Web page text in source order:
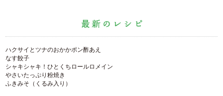
ハクサイとツナのおかかポン酢あえ
なす餃子
シャキシャキ！ひとくちロールロメイン
やさいたっぷり粉焼き
ふきみそ（くるみ入り）